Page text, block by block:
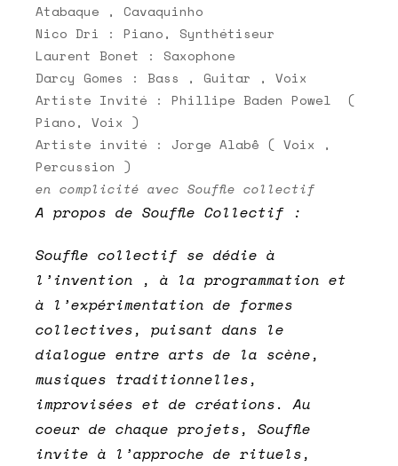
Atabaque , Cavaquinho
Nico Dri : Piano, Synthétiseur
Laurent Bonet : Saxophone
Darcy Gomes : Bass , Guitar , Voix
Artiste Invité : Phillipe Baden Powel (
Piano, Voix )
Artiste invité : Jorge Alabê ( Voix ,
Percussion )
en complicité avec Souffle collectif
A propos de Souffle Collectif :
Souffle collectif se dédie à
l’invention , à la programmation et
à l’expérimentation de formes
collectives, puisant dans le
dialogue entre arts de la scène,
musiques traditionnelles,
improvisées et de créations. Au
coeur de chaque projets, Souffle
invite à l’approche de rituels,